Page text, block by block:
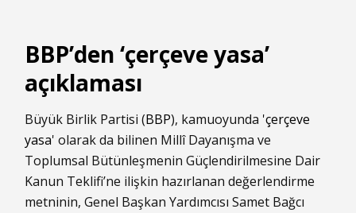
BBP’den ‘çerçeve yasa’
açıklaması
Büyük Birlik Partisi (BBP), kamuoyunda 'çerçeve
yasa' olarak da bilinen Millî Dayanışma ve
Toplumsal Bütünleşmenin Güçlendirilmesine Dair
Kanun Teklifi’ne ilişkin hazırlanan değerlendirme
metninin, Genel Başkan Yardımcısı Samet Bağcı